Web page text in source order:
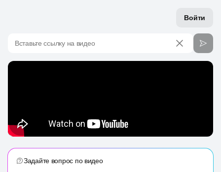
Войти
Вставьте ссылку на видео
Задайте вопрос по видео